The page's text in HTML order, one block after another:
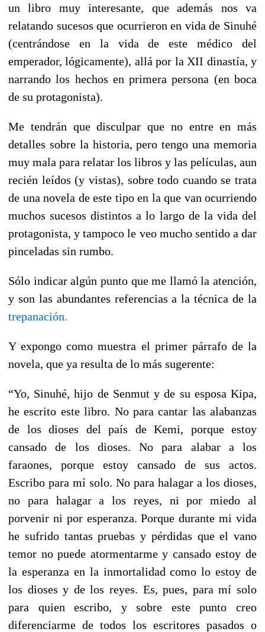
un libro muy interesante, que además nos va
relatando sucesos que ocurrieron en vida de Sinuhé
(centrándose en la vida de este médico del
emperador, lógicamente), allá por la XII dinastía, y
narrando los hechos en primera persona (en boca
de su protagonista).
Me tendrán que disculpar que no entre en más
detalles sobre la historia, pero tengo una memoria
muy mala para relatar los libros y las películas, aun
recién leídos (y vistas), sobre todo cuando se trata
de una novela de este tipo en la que van ocurriendo
muchos sucesos distintos a lo largo de la vida del
protagonista, y tampoco le veo mucho sentido a dar
pinceladas sin rumbo.
Sólo indicar algún punto que me llamó la atención,
y son las abundantes referencias a la técnica de la
trepanación.
Y expongo como muestra el primer párrafo de la
novela, que ya resulta de lo más sugerente:
“Yo, Sinuhé, hijo de Senmut y de su esposa Kipa,
he escrito este libro. No para cantar las alabanzas
de los dioses del país de Kemi, porque estoy
cansado de los dioses. No para alabar a los
faraones, porque estoy cansado de sus actos.
Escribo para mí solo. No para halagar a los dioses,
no para halagar a los reyes, ni por miedo al
porvenir ni por esperanza. Porque durante mi vida
he sufrido tantas pruebas y pérdidas que el vano
temor no puede atormentarme y cansado estoy de
la esperanza en la inmortalidad como lo estoy de
los dioses y de los reyes. Es, pues, para mí solo
para quien escribo, y sobre este punto creo
diferenciarme de todos los escritores pasados o